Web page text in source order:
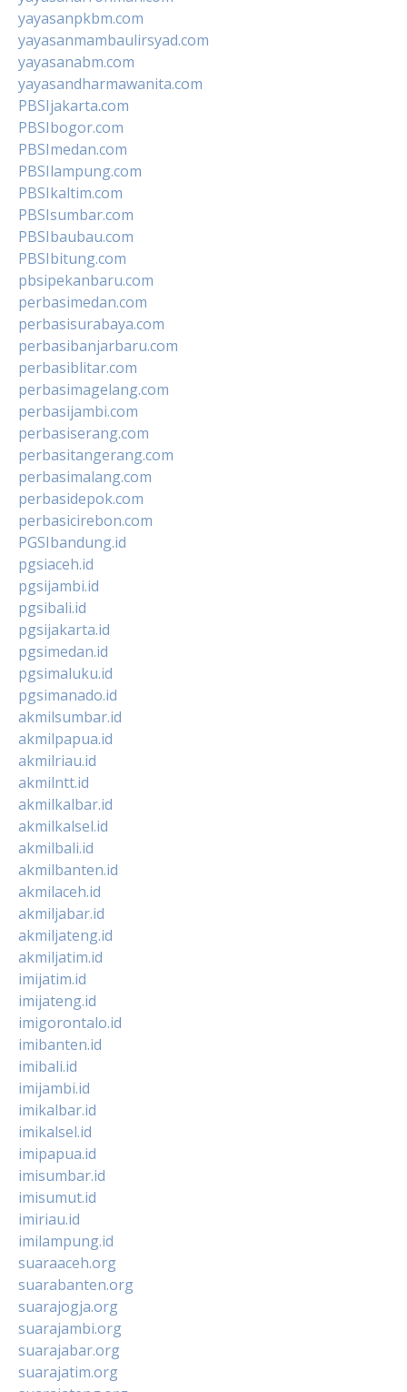
yayasanpkbm.com
yayasanmambaulirsyad.com
yayasanabm.com
yayasandharmawanita.com
PBSIjakarta.com
PBSIbogor.com
PBSImedan.com
PBSIlampung.com
PBSIkaltim.com
PBSIsumbar.com
PBSIbaubau.com
PBSIbitung.com
pbsipekanbaru.com
perbasimedan.com
perbasisurabaya.com
perbasibanjarbaru.com
perbasiblitar.com
perbasimagelang.com
perbasijambi.com
perbasiserang.com
perbasitangerang.com
perbasimalang.com
perbasidepok.com
perbasicirebon.com
PGSIbandung.id
pgsiaceh.id
pgsijambi.id
pgsibali.id
pgsijakarta.id
pgsimedan.id
pgsimaluku.id
pgsimanado.id
akmilsumbar.id
akmilpapua.id
akmilriau.id
akmilntt.id
akmilkalbar.id
akmilkalsel.id
akmilbali.id
akmilbanten.id
akmilaceh.id
akmiljabar.id
akmiljateng.id
akmiljatim.id
imijatim.id
imijateng.id
imigorontalo.id
imibanten.id
imibali.id
imijambi.id
imikalbar.id
imikalsel.id
imipapua.id
imisumbar.id
imisumut.id
imiriau.id
imilampung.id
suaraaceh.org
suarabanten.org
suarajogja.org
suarajambi.org
suarajabar.org
suarajatim.org